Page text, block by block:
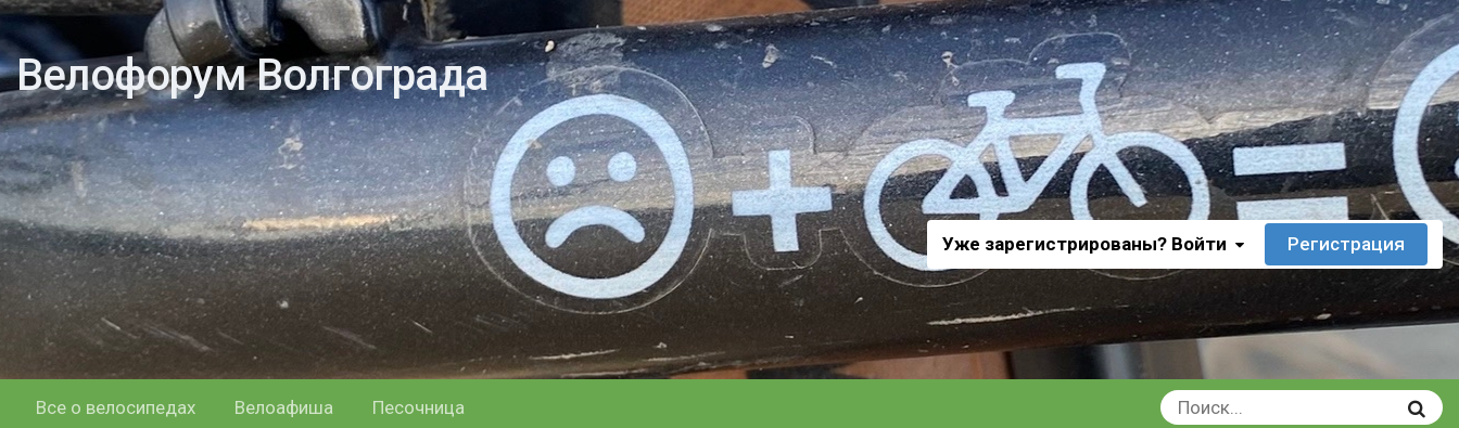
Велофорум Волгограда
Уже зарегистрированы? Войти Регистрация
Все о велосипедах Велоафиша Песочница